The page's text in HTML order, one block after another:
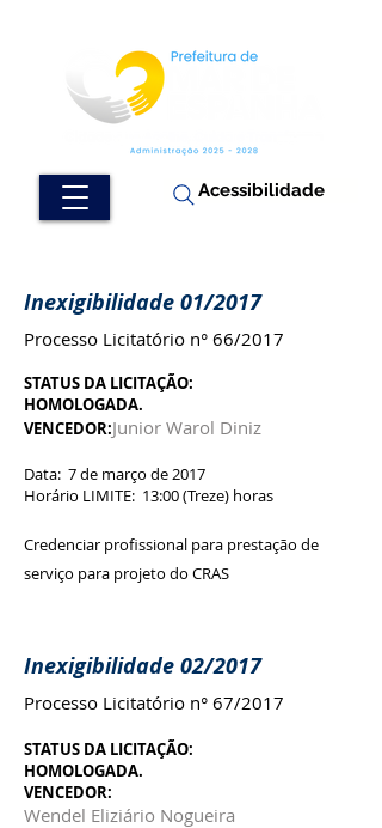
Acessibilidade
Inexigibilidade 01/2017
Processo Licitatório n° 66/2017
STATUS DA LICITAÇÃO:
HOMOLOGADA.
VENCEDOR:Junior Warol Diniz
Data: 7 de março de 2017
Horário LIMITE: 13:00 (Treze) horas
Credenciar profissional para prestação de
serviço para projeto do CRAS
Inexigibilidade 02/2017
Processo Licitatório n° 67/2017
STATUS DA LICITAÇÃO:
HOMOLOGADA.
VENCEDOR:
Wendel Eliziário Nogueira